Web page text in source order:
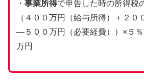
・ 事業所得で申告した時の所得税
（４００万円（給与所得）＋２０
―５００万円（必要経費））×５％
万円